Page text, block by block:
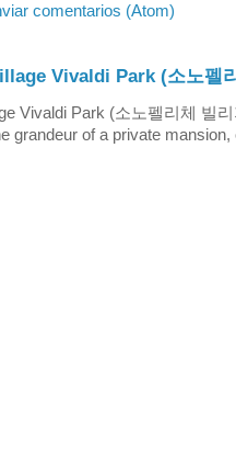
comentarios (Atom)
Vivaldi Park (소노펠
Vivaldi Park (소노펠리체 빌
grandeur of a private